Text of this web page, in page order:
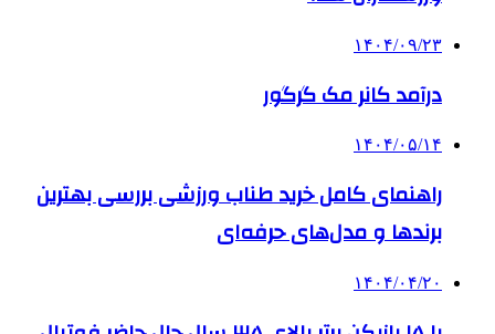
۱۴۰۴/۰۹/۲۳
درآمد کانر مک گرگور
۱۴۰۴/۰۵/۱۴
راهنمای کامل خرید طناب ورزشی بررسی بهترین
برندها و مدل‌های حرفه‌ای
۱۴۰۴/۰۴/۲۰